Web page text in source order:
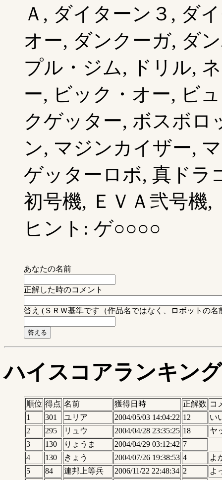
Ａ, ダイターン３, ダ
オー, ダンクーガ, ダ
プル・ジム, ドリル,
ー, ビック・オー, ビ
クゲッター, ボスボロ
ン, マジンカイザー,
ゲッターロボ, 真ドラ
初号機, ＥＶＡ弐号機,
ヒント: ゲ○○○○
あなたの名前
正解した時のコメント
答え (ＳＲＷ基準です（作品名ではなく、ロボットの名
ハイスコアランキング
順位 得点 名前 獲得日時 正解数 コ
1
301 ユリア 2004/05/03 14:04:22 12
い
2
295 リュウ 2004/04/28 23:35:25 18
ヤ
3
130 りょうま 2004/04/29 03:12:42 7
4
130 きょう 2004/07/26 19:38:53 4
よ
5
84 連邦上等兵 2006/11/22 22:48:34 2 よ